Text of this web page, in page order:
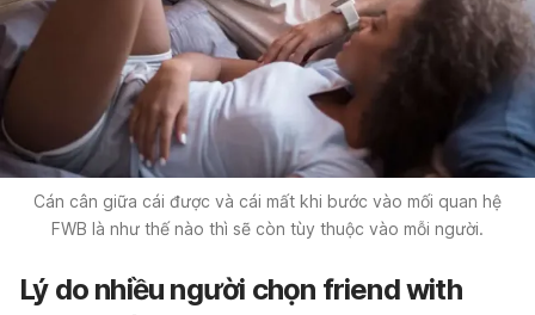
Cán cân giữa cái được và cái mất khi bước vào mối quan hệ
FWB là như thế nào thì sẽ còn tùy thuộc vào mỗi người.
Lý do nhiều người chọn friend with